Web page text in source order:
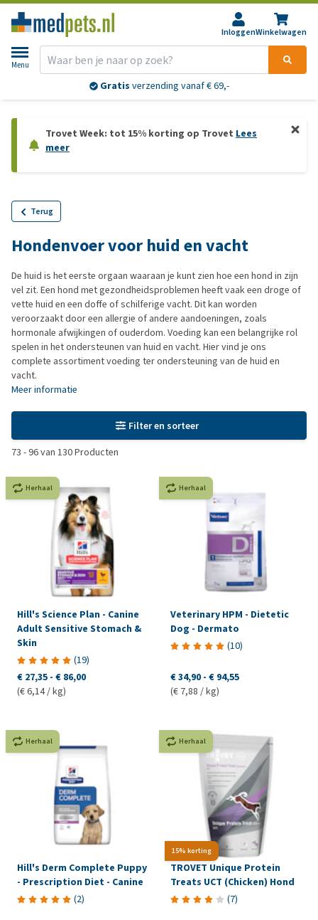
InloggenWinkelwagen
Menu
Gratis verzending vanaf € 69,-
Trovet Week: tot 15% korting op Trovet Lees
meer
Terug
Hondenvoer voor huid en vacht
De huid is het eerste orgaan waaraan je kunt zien hoe een hond in zijn
vel zit. Een hond met gezondheidsproblemen heeft vaak een droge of
vette huid en een doffe of schilferige vacht. Dit kan worden
veroorzaakt door een allergie of andere aandoeningen, zoals
hormonale afwijkingen of ouderdom. Voeding kan een belangrijke rol
spelen in het ondersteunen van huid en vacht. Hier vind je ons
complete assortiment voeding ter ondersteuning van de huid en
vacht.
Meer informatie
Filter en sorteer
73 -96van 130Producten
Herhaal
Hill's Science Plan - Canine
Adult Sensitive Stomach &
Skin
(19)
€ 27,35 - € 86,00
(€ 6,14 / kg)
Herhaal
Veterinary HPM - Dietetic
Dog - Dermato
(10)
€ 34,90 - € 94,55
(€ 7,88 / kg)
Herhaal
Hill's Derm Complete Puppy
- Prescription Diet - Canine
(2)
15% korting
Herhaal
TROVET Unique Protein
Treats UCT (Chicken) Hond
(7)